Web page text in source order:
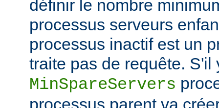
définir le nombre
processus serveurs
processus inactif est un
traite pas de requête. S'il
MinSpareServers
processus parent va